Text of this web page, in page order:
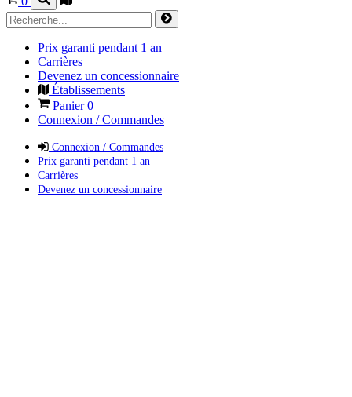
Prix garanti pendant 1 an
Carrières
Devenez un concessionnaire
Établissements
Panier0
Connexion / Commandes
Connexion / Commandes
Prix garanti pendant 1 an
Carrières
Devenez un concessionnaire